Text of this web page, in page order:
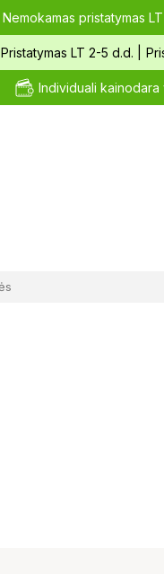
Nemokamas pristatymas
Pristatymas LT 2-5 d.d. |
Individuali kainodara